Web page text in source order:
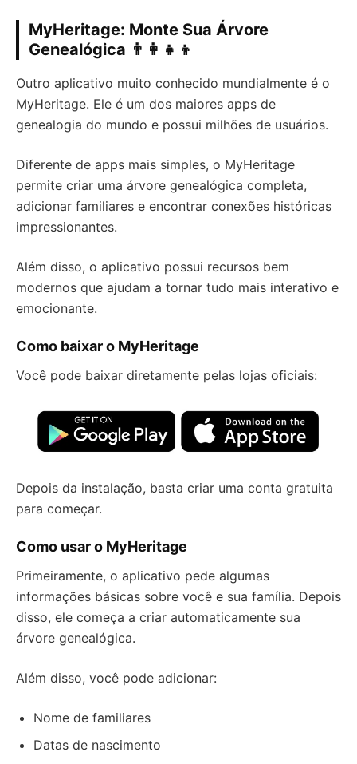
MyHeritage: Monte Sua Árvore
Genealógica 👨‍👩‍👧‍👦
Outro aplicativo muito conhecido mundialmente é o
MyHeritage. Ele é um dos maiores apps de
genealogia do mundo e possui milhões de usuários.
Diferente de apps mais simples, o MyHeritage
permite criar uma árvore genealógica completa,
adicionar familiares e encontrar conexões históricas
impressionantes.
Além disso, o aplicativo possui recursos bem
modernos que ajudam a tornar tudo mais interativo e
emocionante.
Como baixar o MyHeritage
Você pode baixar diretamente pelas lojas oficiais:
Depois da instalação, basta criar uma conta gratuita
para começar.
Como usar o MyHeritage
Primeiramente, o aplicativo pede algumas
informações básicas sobre você e sua família. Depois
disso, ele começa a criar automaticamente sua
árvore genealógica.
Além disso, você pode adicionar:
Nome de familiares
Datas de nascimento